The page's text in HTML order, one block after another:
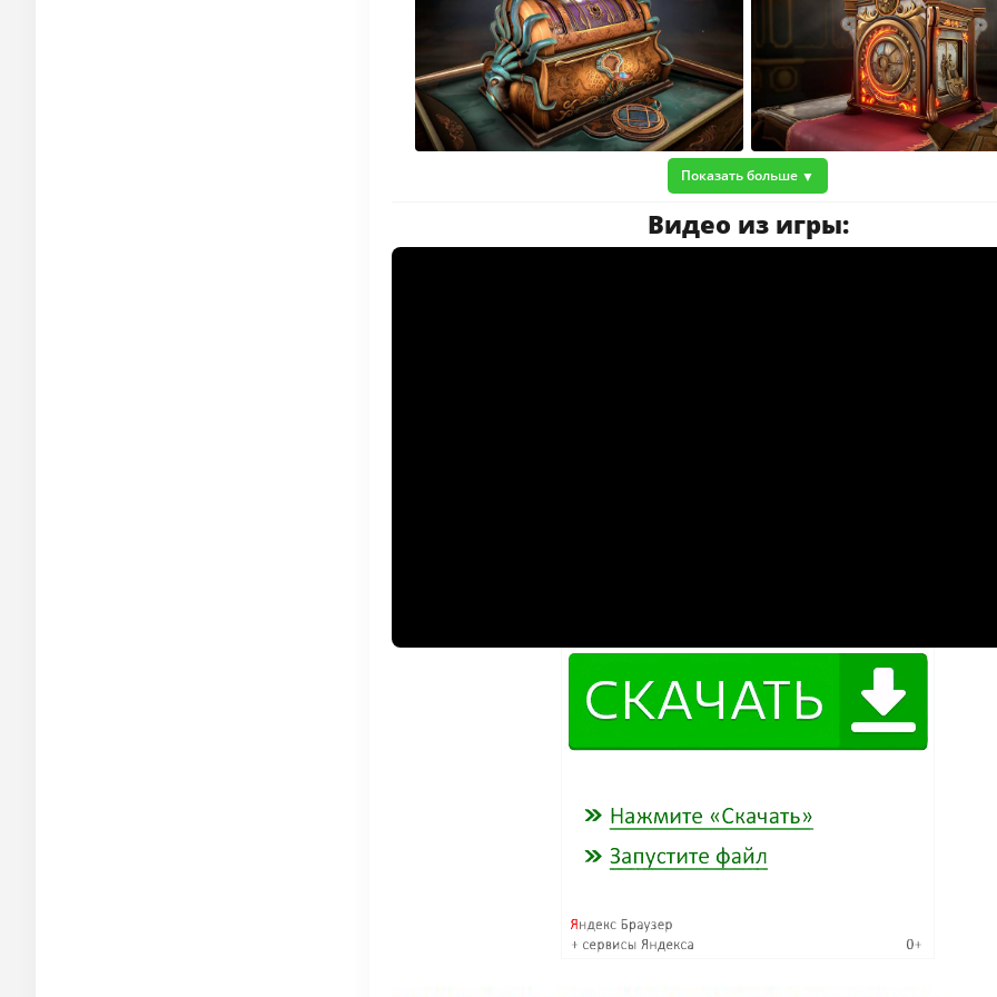
Показать больше
Видео из игры: